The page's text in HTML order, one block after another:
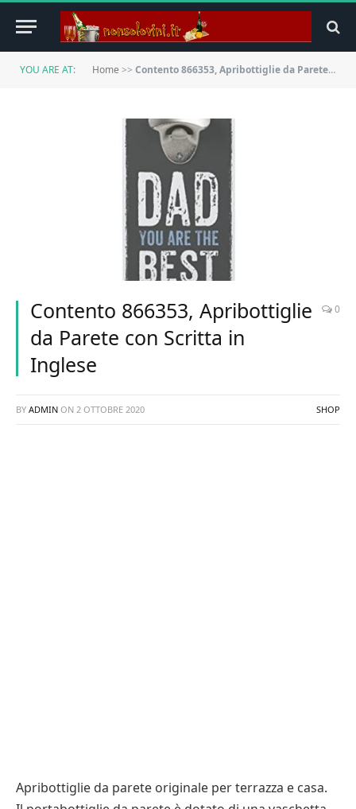
YOU ARE AT: Home >> Contento 866353, Apribottiglie da Parete con Scritta in Inglese
Contento 866353, Apribottiglie
da Parete con Scritta in
Inglese
0
BY ADMIN ON 2 OTTOBRE 2020 SHOP
Apribottiglie da parete originale per terrazza e casa.